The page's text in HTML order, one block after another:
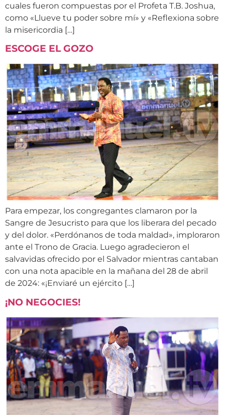
cuales fueron compuestas por el Profeta T.B. Joshua,
como «Llueve tu poder sobre mí» y «Reflexiona sobre
la misericordia […]
ESCOGE EL GOZO
Para empezar, los congregantes clamaron por la
Sangre de Jesucristo para que los liberara del pecado
y del dolor. «Perdónanos de toda maldad», imploraron
ante el Trono de Gracia. Luego agradecieron el
salvavidas ofrecido por el Salvador mientras cantaban
con una nota apacible en la mañana del 28 de abril
de 2024: «¡Enviaré un ejército […]
¡NO NEGOCIES!